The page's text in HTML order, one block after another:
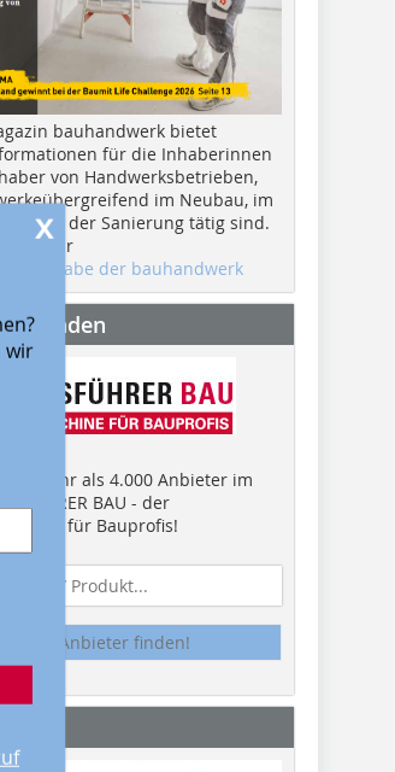
x
wir
bauhandwerk bietet
für die Inhaberinnen
von Handwerksbetrieben,
im Neubau, im
und in der Sanierung tätig sind.
es zur
Ausgabe der bauhandwerk
finden
Sie mehr als 4.000 Anbieter im
BAU - der
für Bauprofis!
Anbieter finden!